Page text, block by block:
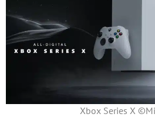
Xbox Series X